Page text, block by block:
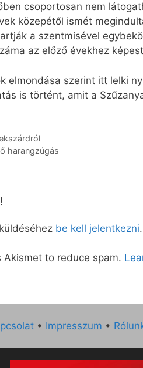
csoportosan nem
közepétől ismét
a szentmisével
az előző évekhez
elmondása szerint itt lelki
is történt, amit a
harangzúgás
be kell jelentkezni.
Akismet to reduce spam.
• Impresszum •